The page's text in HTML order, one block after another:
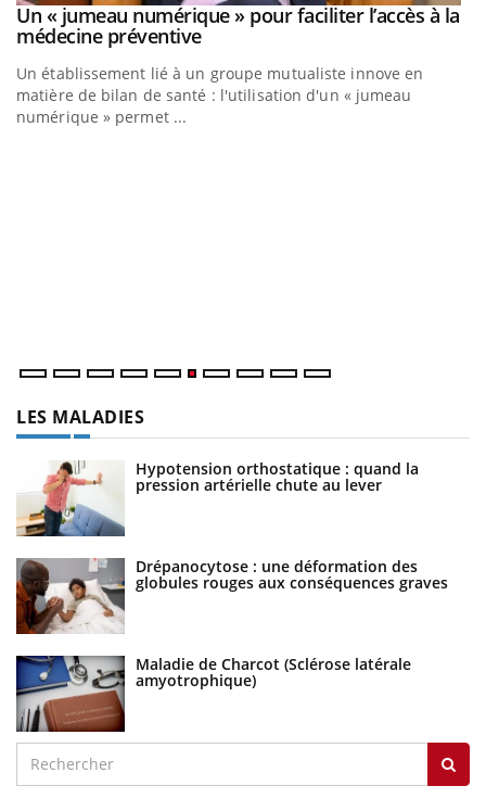
Youtube
Un « jumeau numérique » pour faciliter l’accès à la
médecine préventiveYoutube
Un établissement lié à un groupe mutualiste innove en
matière de bilan de santé : l'utilisation d'un « jumeau
numérique » permet ...
LES MALADIES
Hypotension orthostatique : quand la
pression artérielle chute au lever
Drépanocytose : une déformation des
globules rouges aux conséquences graves
Maladie de Charcot (Sclérose latérale
amyotrophique)